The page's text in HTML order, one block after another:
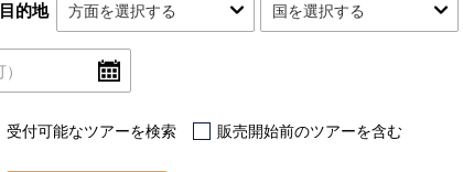
目的地
受付可能なツアーを検索 販売開始前のツアーを含む